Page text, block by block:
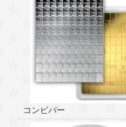
コンビバー